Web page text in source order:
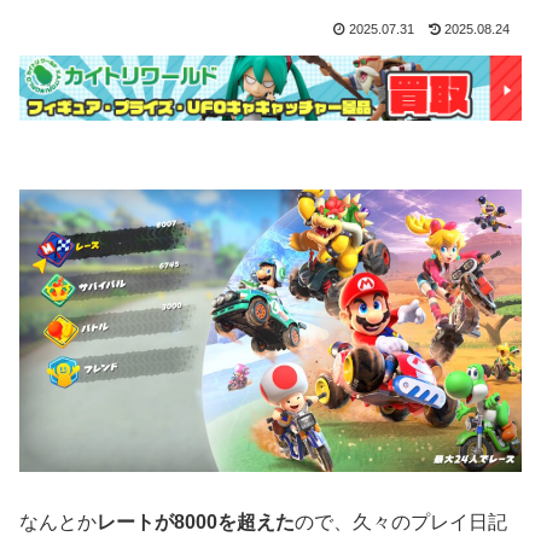
2025.07.31 2025.08.24
なんとかレートが8000を超えたので、久々のプレイ日記